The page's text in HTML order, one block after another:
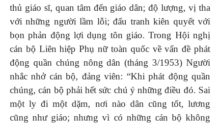
thủ giáo sĩ, quan tâm đến giáo dân; độ lượng, vị tha
với những người lầm lỗi; đấu tranh kiên quyết với
bọn phản động lợi dụng tôn giáo. Trong Hội nghị
cán bộ Liên hiệp Phụ nữ toàn quốc về vấn đề phát
động quần chúng nông dân (tháng 3/1953) Người
nhắc nhở cán bộ, đảng viên: “Khi phát động quần
chúng, cán bộ phải hết sức chú ý những điều đó. Sai
một ly đi một dặm, nơi nào dân cũng tốt, lương
cũng như giáo; nhưng vì có những cán bộ không